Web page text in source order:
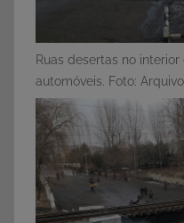
Ruas desertas no
automóveis. Foto: